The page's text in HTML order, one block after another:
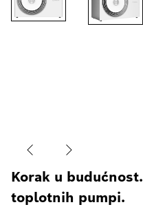
Korak u
toplotnih pumpi.